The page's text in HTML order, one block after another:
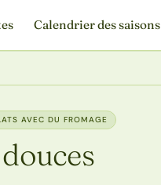
Calendrier des saisons
AVEC DU FROMAGE